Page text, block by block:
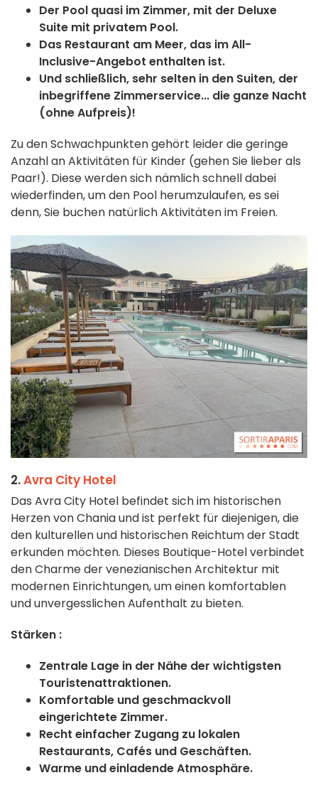
Der Pool quasi im Zimmer, mit der Deluxe
Suite mit privatem Pool.
Das Restaurant am Meer, das im All-
Inclusive-Angebot enthalten ist.
Und schließlich, sehr selten in den Suiten, der
inbegriffene Zimmerservice... die ganze Nacht
(ohne Aufpreis)!
Zu den Schwachpunkten gehört leider die geringe
Anzahl an Aktivitäten für Kinder (gehen Sie lieber als
Paar!). Diese werden sich nämlich schnell dabei
wiederfinden, um den Pool herumzulaufen, es sei
denn, Sie buchen natürlich Aktivitäten im Freien.
2.Avra City Hotel
Das Avra City Hotel befindet sich im historischen
Herzen von Chania und ist perfekt für diejenigen, die
den kulturellen und historischen Reichtum der Stadt
erkunden möchten. Dieses Boutique-Hotel verbindet
den Charme der venezianischen Architektur mit
modernen Einrichtungen, um einen komfortablen
und unvergesslichen Aufenthalt zu bieten.
Stärken :
Zentrale Lage in der Nähe der wichtigsten
Touristenattraktionen.
Komfortable und geschmackvoll
eingerichtete Zimmer.
Recht einfacher Zugang zu lokalen
Restaurants, Cafés und Geschäften.
Warme und einladende Atmosphäre.